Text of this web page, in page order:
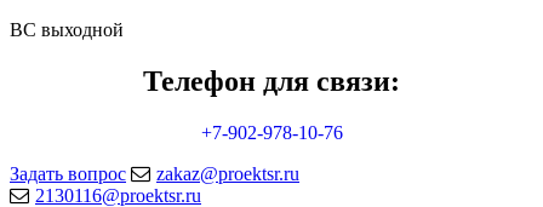
ВС выходной
Телефон для связи:
+7-902-978-10-76
Задать вопрос
zakaz@proektsr.ru
2130116@proektsr.ru